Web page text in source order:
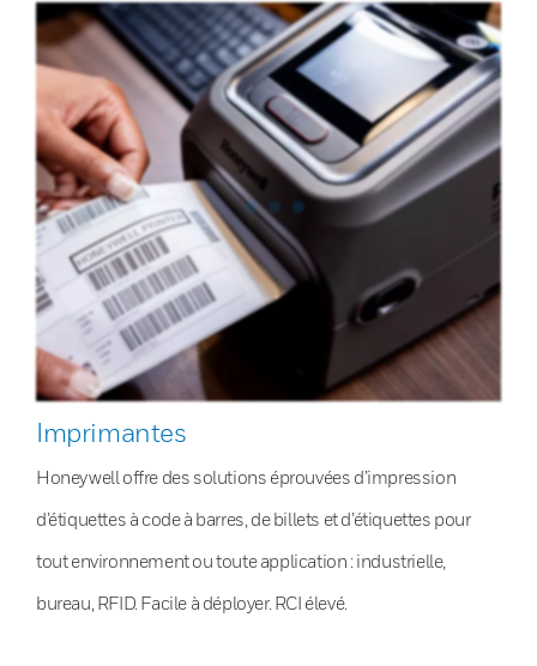
Imprimantes
Honeywell offre des solutions éprouvées d’impression
d’étiquettes à code à barres, de billets et d’étiquettes pour
tout environnement ou toute application : industrielle,
bureau, RFID. Facile à déployer. RCI élevé.